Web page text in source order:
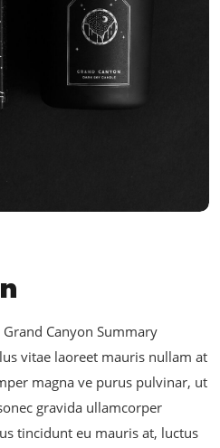
Canyon Summary
vitae laoreet mauris nullam at
magna ve purus pulvinar, ut
gravida ullamcorper
tincidunt eu mauris at, luctus